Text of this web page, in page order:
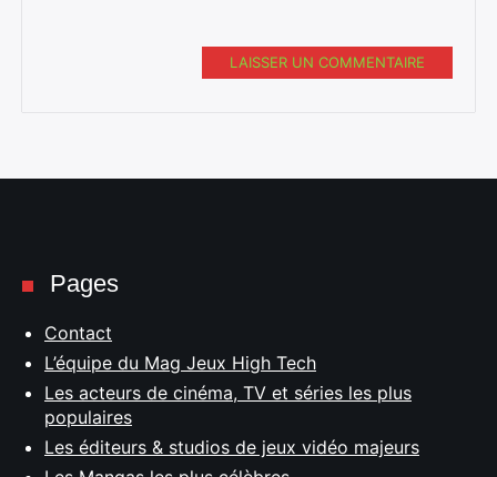
LAISSER UN COMMENTAIRE
Pages
Contact
L’équipe du Mag Jeux High Tech
Les acteurs de cinéma, TV et séries les plus
populaires
Les éditeurs & studios de jeux vidéo majeurs